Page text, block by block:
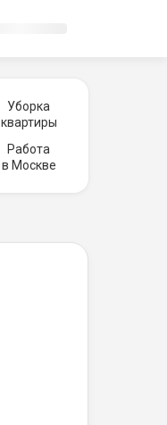
Уборка
квартиры
Работа
в Москве